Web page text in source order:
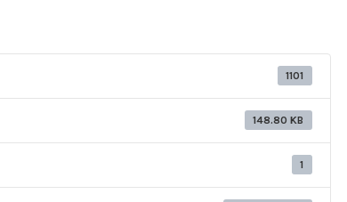
1101
148.80 KB
1